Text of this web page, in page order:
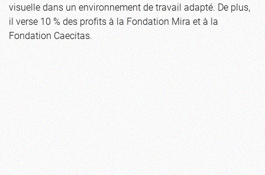
visuelle dans un environnement de travail adapté. De plus,
il verse 10 % des profits à la Fondation Mira et à la
Fondation Caecitas.